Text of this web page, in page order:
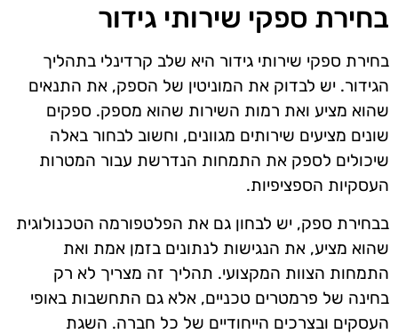
בחירת ספקי שירותי גידור
בחירת ספקי שירותי גידור היא שלב קרדינלי בתהליך
הגידור. יש לבדוק את המוניטין של הספק, את התנאים
שהוא מציע ואת רמות השירות שהוא מספק. ספקים
שונים מציעים שירותים מגוונים, וחשוב לבחור באלה
שיכולים לספק את התמחות הנדרשת עבור המטרות
העסקיות הספציפיות.
בבחירת ספק, יש לבחון גם את הפלטפורמה הטכנולוגית
שהוא מציע, את הנגישות לנתונים בזמן אמת ואת
התמחות הצוות המקצועי. תהליך זה מצריך לא רק
בחינה של פרמטרים טכניים, אלא גם התחשבות באופי
העסקים ובצרכים הייחודיים של כל חברה. השגת